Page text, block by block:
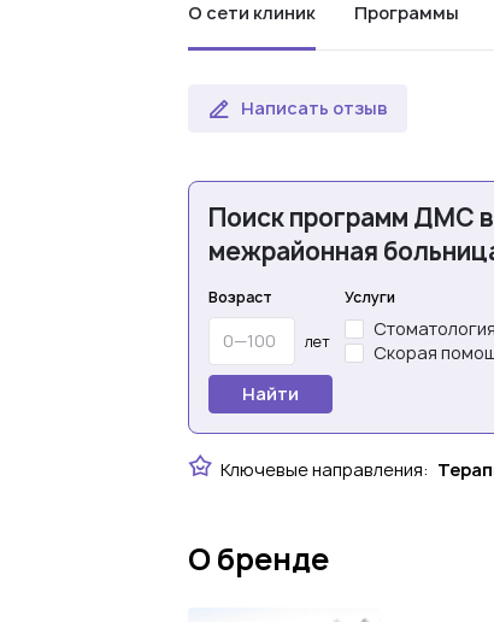
О сети клиник Программы
Написать отзыв
Поиск программ ДМС
межрайонная
Возраст
лет
Услуги
Стоматология
Скорая
Найти
Ключевые направления:
О бренде